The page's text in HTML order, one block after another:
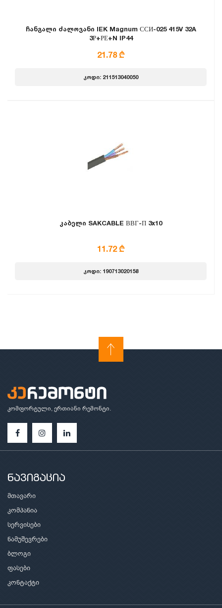
ჩანგალი ძალოვანი IEK Magnum ССИ-025 415V 32A
3Р+РЕ+N IP44
21.78 ₾
კოდი: 211513040050
კაბელი SAKCABLE ВВГ-П 3x10
11.72 ₾
კოდი: 190713020158
კომფორტული, ერთიანი რემონტი.
ნავიგაცია
მთავარი
კომპანია
სერვისები
ნამუშევრები
ბლოგი
ფასები
კონტაქტი